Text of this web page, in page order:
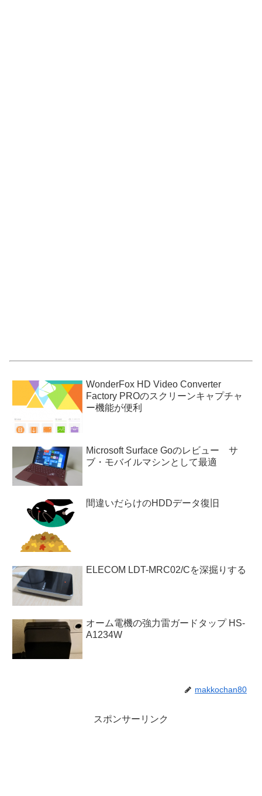
WonderFox HD Video Converter
Factory PROのスクリーンキャプチャ
ー機能が便利
Microsoft Surface Goのレビュー サ
ブ・モバイルマシンとして最適
間違いだらけのHDDデータ復旧
ELECOM LDT-MRC02/Cを深掘りする
オーム電機の強力雷ガードタップ HS-
A1234W
makkochan80
スポンサーリンク